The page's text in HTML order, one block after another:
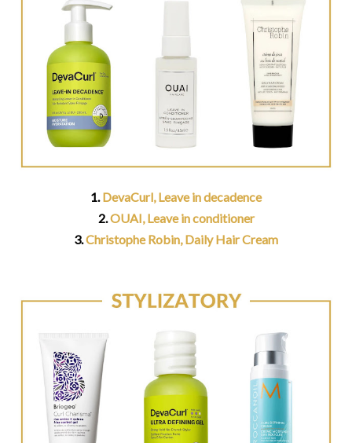
1.DevaCurl, Leave in decadence
2.OUAI, Leave in conditioner
3.Christophe Robin, Daily Hair Cream